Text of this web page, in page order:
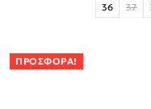
36 37
ΠΡΟΣΦΟΡΆ!